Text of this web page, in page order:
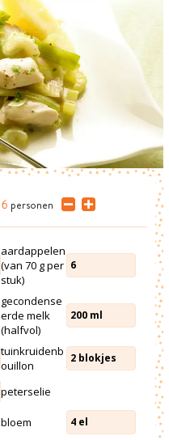
6 personen
aardappelen
(van 70 g per
stuk)
6
gecondense
erde melk
(halfvol)
200 ml
tuinkruidenb
ouillon
2 blokjes
peterselie
bloem 4 el